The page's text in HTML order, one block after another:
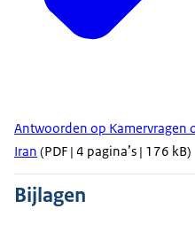
Antwoorden op
Iran (PDF | 4 pagina’s | 176 kB)
Bijlagen